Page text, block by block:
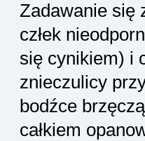
Zadawanie się
człek
się cynikiem) i
znieczulicy
bodźce
całkiem